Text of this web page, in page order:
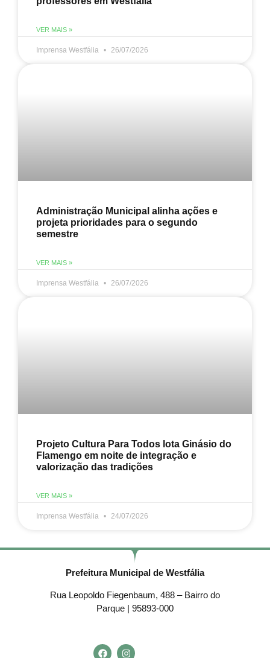
VER MAIS »
Imprensa Westfália 26/07/2026
Administração Municipal alinha ações e
projeta prioridades para o segundo
semestre
VER MAIS »
Imprensa Westfália 26/07/2026
Projeto Cultura Para Todos lota Ginásio do
Flamengo em noite de integração e
valorização das tradições
VER MAIS »
Imprensa Westfália 24/07/2026
Prefeitura Municipal de Westfália
Rua Leopoldo Fiegenbaum, 488 – Bairro do
Parque | 95893-000